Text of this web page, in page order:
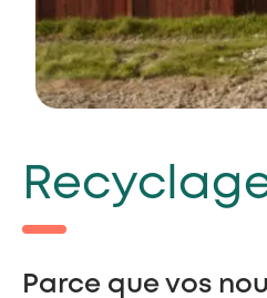
Parce que vos